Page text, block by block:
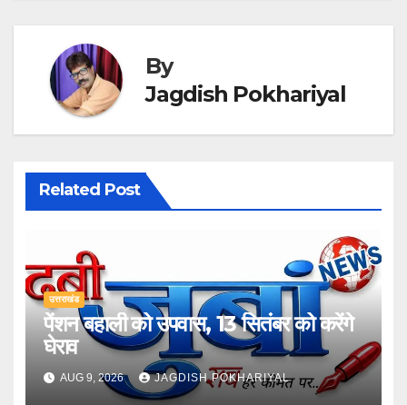
By
Jagdish Pokhariyal
Related Post
उत्तराखंड
पेंशन बहाली को उपवास, 13 सितंबर को करेंगे
घेराव
AUG 9, 2026 JAGDISH POKHARIYAL